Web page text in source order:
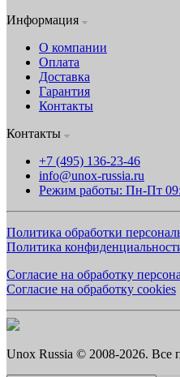
Информация
О компании
Оплата
Доставка
Гарантия
Контакты
Контакты
+7 (495) 136-23-46
info@unox-russia.ru
Режим работы: Пн-Пт
Политика обработки
Политика
Согласие на обработку
Согласие на обработку cookies
Unox Russia © 2008-2026. Все